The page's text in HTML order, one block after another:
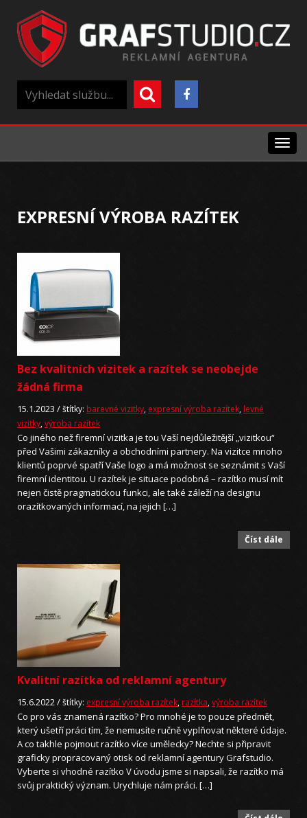
Menu
EXPRESNÍ VÝROBA RAZÍTEK
Bez kvalitních vizitek a razítek se neobejde
žádná firma
15.1.2023 /štítky: barevné vizitky, expresní výroba razítek, levné
vizitky,výroba razítek
Co jiného než firemní vizitka je tou Vaší nejdůležitější „vizitkou“
před Vašimi zákazníky a obchodními partnery. Na vizitce mnoho
klientů poprvé spatří Vaše logo a má možnost se seznámit s Vaší
firemní identitou. U razítek je situace podobná – razítko musí mít
nejen čistě pragmatickou funkci, ale také záleží na designu
orazítkovaných informací, na jejich […]
Číst dále
Kvalitní razítka od reklamní agentury
15.6.2022 /štítky: expresní výroba razítek, razítka,výroba razítek
Co pro vás znamená razítko? Pro mnohé je to pouze předmět,
který ušetří práci tím, že nemusíte ručně vyplňovat některé údaje.
A co takhle pojmout razítko více umělecky? Nechte si připravit
graficky propracovaný otisk od reklamní agentury Grafstudio.
Vyberte si vhodné razítko V úvodu jsme si napsali, že razítko má
svůj praktický význam. Urychluje nám práci. […]